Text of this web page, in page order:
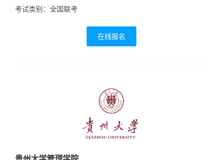
考试类别：全国联考
在线报名